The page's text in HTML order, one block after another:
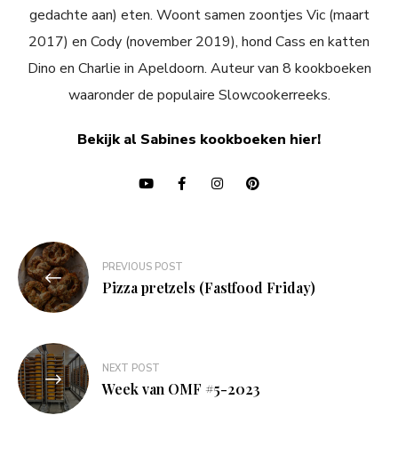
gedachte aan) eten. Woont samen zoontjes Vic (maart
2017) en Cody (november 2019), hond Cass en katten
Dino en Charlie in Apeldoorn. Auteur van 8 kookboeken
waaronder de populaire Slowcookerreeks.
Bekijk al Sabines kookboeken hier!
Bericht
navigatie
PREVIOUS POST
Pizza pretzels (Fastfood Friday)
NEXT POST
Week van OMF #5-2023